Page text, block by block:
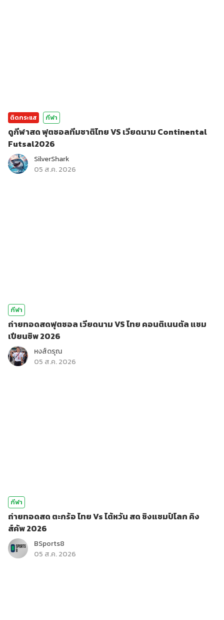
ติดกระแส กีฬา
ดูกีฬาสด ฟุตซอลทีมชาติไทย VS เวียดนาม Continental
Futsal2026
SilverShark
05 ส.ค. 2026
กีฬา
ถ่ายทอดสดฟุตซอล เวียดนาม VS ไทย คอนติเนนตัล แชม
เปียนชิพ 2026
หงส์ดรุณ
05 ส.ค. 2026
กีฬา
ถ่ายทอดสด ตะกร้อ ไทย Vs ไต้หวัน สด ชิงแชมป์โลก คิง
ส์คัพ 2026
BSports8
05 ส.ค. 2026